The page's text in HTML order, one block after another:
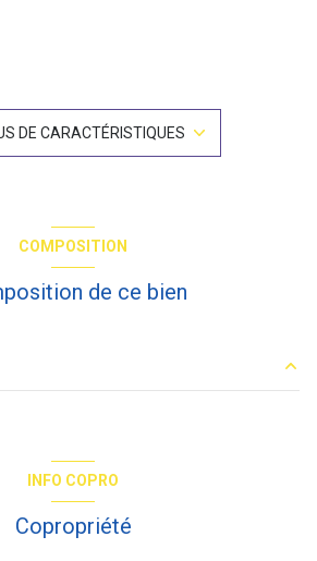
: radiateur (electrique)
DE CARACTÉRISTIQUES
COMPOSITION
de ce bien
INFO COPRO
Copropriété